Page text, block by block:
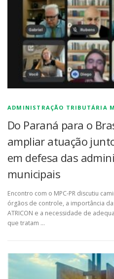
ADMINISTRAÇÃO TRIBUTÁRIA
Do Paraná para o
ampliar atuação
em defesa das
municipais
Encontro com o MPC-PR discutiu
órgãos de controle, a importância
ATRICON e a necessidade de
que tratam …